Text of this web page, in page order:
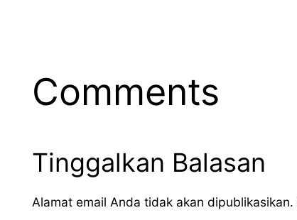
Comments
Tinggalkan Balasan
Alamat email Anda tidak akan dipublikasikan.